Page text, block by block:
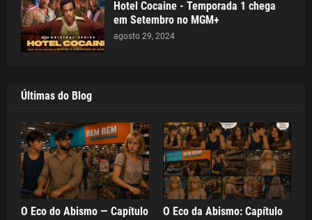
Hotel Cocaine - Temporada 1 chega
em Setembro no MGM+
agosto 29, 2024
Últimas do Blog
O Eco do Abismo — Capítulo
O Eco da Abismo: Capítulo